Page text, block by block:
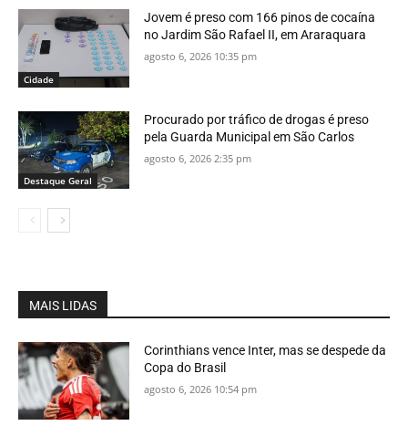
Cidade
Jovem é preso com 166 pinos de cocaína
no Jardim São Rafael II, em Araraquara
agosto 6, 2026 10:35 pm
Destaque Geral
Procurado por tráfico de drogas é preso
pela Guarda Municipal em São Carlos
agosto 6, 2026 2:35 pm
MAIS LIDAS
Corinthians vence Inter, mas se despede da
Copa do Brasil
agosto 6, 2026 10:54 pm